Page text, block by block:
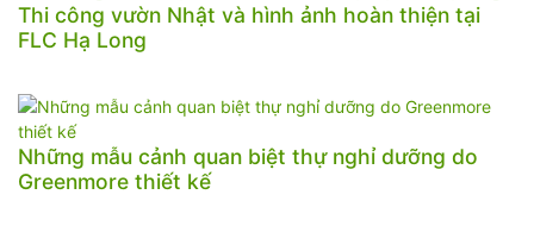
Thi công vườn Nhật và hình ảnh hoàn thiện tại
FLC Hạ Long
Những mẫu cảnh quan biệt thự nghỉ dưỡng do
Greenmore thiết kế